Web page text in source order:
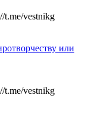
t.me/vestnikg
или
t.me/vestnikg